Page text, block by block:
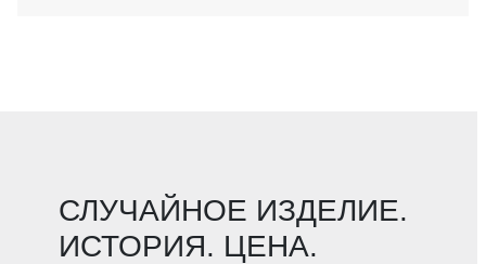
СЛУЧАЙНОЕ ИЗДЕЛИЕ.
ИСТОРИЯ. ЦЕНА.